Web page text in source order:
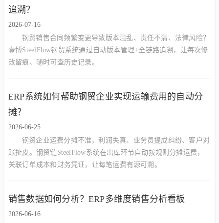
追溯？
2026-07-16
钢贸销售合同频繁变更导致版本混乱、责任不清、法律风险？
壹博SteelFlow钢贸系统通过自动版本管理+全链路追溯，让每次修
改留痕、随时可查历史记录。
ERP系统如何帮助钢贸企业实现运输费用的自动分
摊？
2026-06-25
钢贸企业运费分摊不准，利润失真、业务员提成纠纷、客户对
账扯皮。钢贸链SteelFlow系统在出库环节自动按规则分摊运费，
关联订单成本和财务凭证，让每笔运费有源可溯。
销售数据如何分析？ERP多维度销售分析看板
2026-06-16